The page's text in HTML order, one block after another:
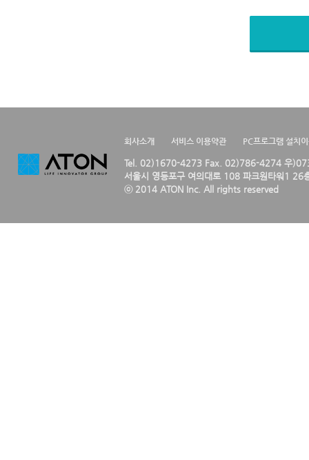
회사소개 서비스 이용약관 PC프로그램 설치
Tel. 02)1670-4273 Fax. 02)786-4274 우
서울시 영등포구 여의대로 108 파크원타워1 26
ⓒ 2014 ATON Inc. All rights reserved